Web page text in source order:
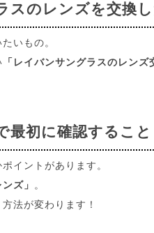
スのレンズを交換し
いもの。
「レイバンサングラスのレンズ
最初に確認すること
イントがあります。
ズ」
。
法が変わります！